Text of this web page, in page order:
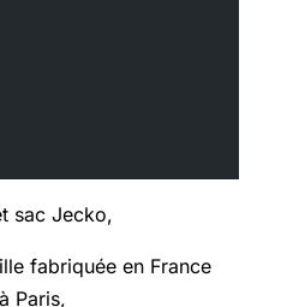
sac Jecko,
fabriquée en France
Paris,